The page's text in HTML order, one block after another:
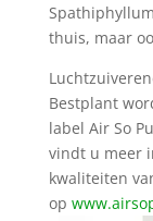
thuis, maar
Bestplant
label Air So
vindt u meer
kwaliteiten
op